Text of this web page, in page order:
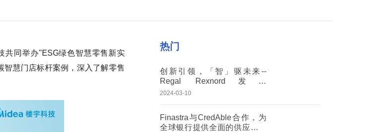
共同举办"ESG绿色智慧零售新实
慧门店标杆案例，深入了解零售
热门
创新引领，「智」驱未来--
Regal Rexnord发布
SmartDrive雷勃智驱永磁直驱
2024-03-10
Finastra与CredAble合作，为
全球银行提供全面的供应链金